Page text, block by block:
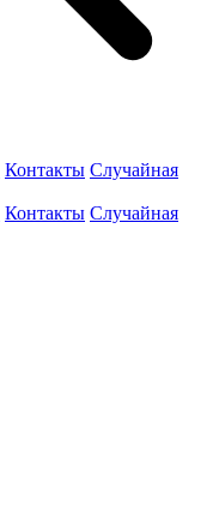
Контакты Случайная
Контакты Случайная